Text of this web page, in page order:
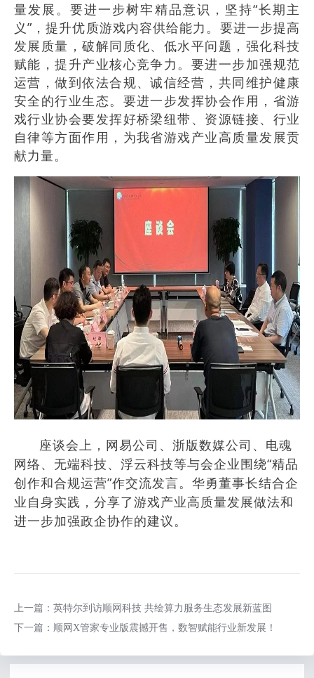
量发展。要进一步树牢精品意识，坚持“长期主
义”，提升优质游戏内容供给能力。要进一步提高
发展质量，破解同质化、低水平问题，强化科技
赋能，提升产业核心竞争力。要进一步加强规范
运营，做到依法合规、诚信经营，共同维护健康
安全的行业生态。要进一步发挥协会作用，省游
戏行业协会要发挥好桥梁纽带、资源链接、行业
自律等方面作用，为我省游戏产业高质量发展贡
献力量。
座谈会上，网易公司、浙版数媒公司、电魂
网络、无端科技、浮云科技等与会企业围绕“精品
创作和合规运营”作交流发言。 华勇董事长结合企
业自身实践，分享了游戏产业高质量发展做法和
进一步加强政企协作的建议。
上一篇：英特尔到访顺网科技 共绘算力服务生态发展新蓝图
下一篇：顺网X管家专业版震撼开售，数智赋能行业新发展！